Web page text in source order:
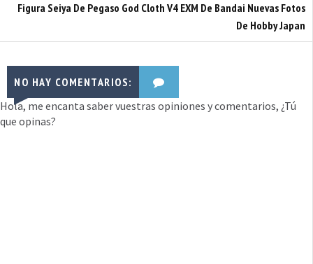
Figura Seiya De Pegaso God Cloth V4 EXM De Bandai Nuevas Fotos
De Hobby Japan
NO HAY COMENTARIOS:
Hola, me encanta saber vuestras opiniones y comentarios, ¿Tú
que opinas?